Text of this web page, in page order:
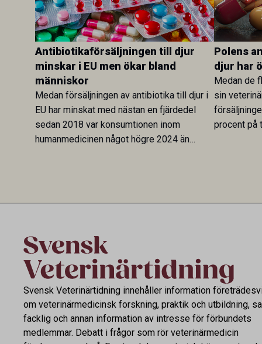
Antibiotikaförsäljningen till djur
minskar i EU men ökar bland
människor
Medan försäljningen av antibiotika till djur i
EU har minskat med nästan en fjärdedel
sedan 2018 var konsumtionen inom
humanmedicinen något högre 2024 än
Polens
djur har
Medan de
sin
procent på
Svensk Veterinärtidning innehåller information
om veterinärmedicinsk forskning, praktik och utbildning,
facklig och annan information av intresse för förbundets
medlemmar. Debatt i frågor som rör veterinärmedicin